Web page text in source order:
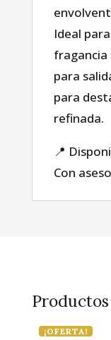
Ideal
para
para
refinada.
📍
Con
¡OFERTA!